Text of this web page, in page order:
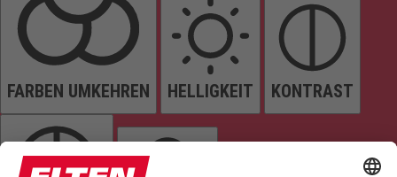
FARBEN UMKEHREN HELLIGKEIT KONTRAST